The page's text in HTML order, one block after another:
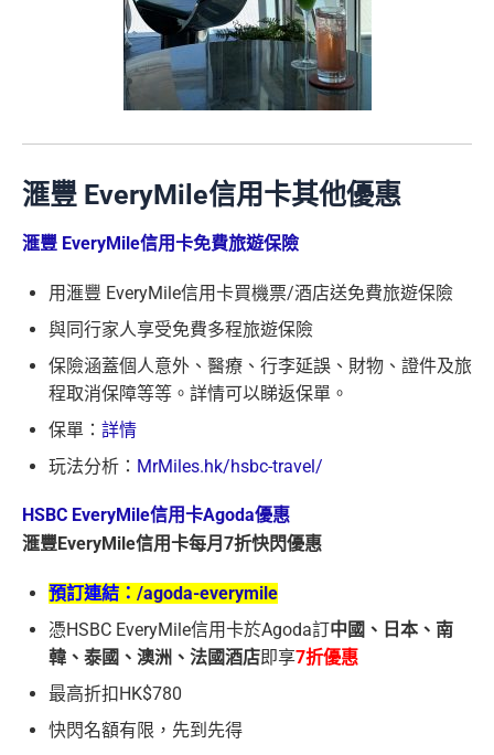
滙豐 EveryMile信用卡其他優惠
滙豐 EveryMile信用卡免費旅遊保險
用滙豐 EveryMile信用卡買機票/酒店送免費旅遊保險
與同行家人享受免費多程旅遊保險
保險涵蓋個人意外、醫療、行李延誤、財物、證件及旅
程取消保障等等。詳情可以睇返保單。
保單： 詳情
玩法分析： MrMiles.hk/hsbc-travel/
HSBC EveryMile信用卡Agoda優惠
滙豐EveryMile信用卡每月7折快閃優惠
預訂連結： /agoda-everymile
憑HSBC EveryMile信用卡於Agoda訂中國、日本、南
韓、泰國、澳洲、法國酒店即享7折優惠
最高折扣HK$780
快閃名額有限，先到先得